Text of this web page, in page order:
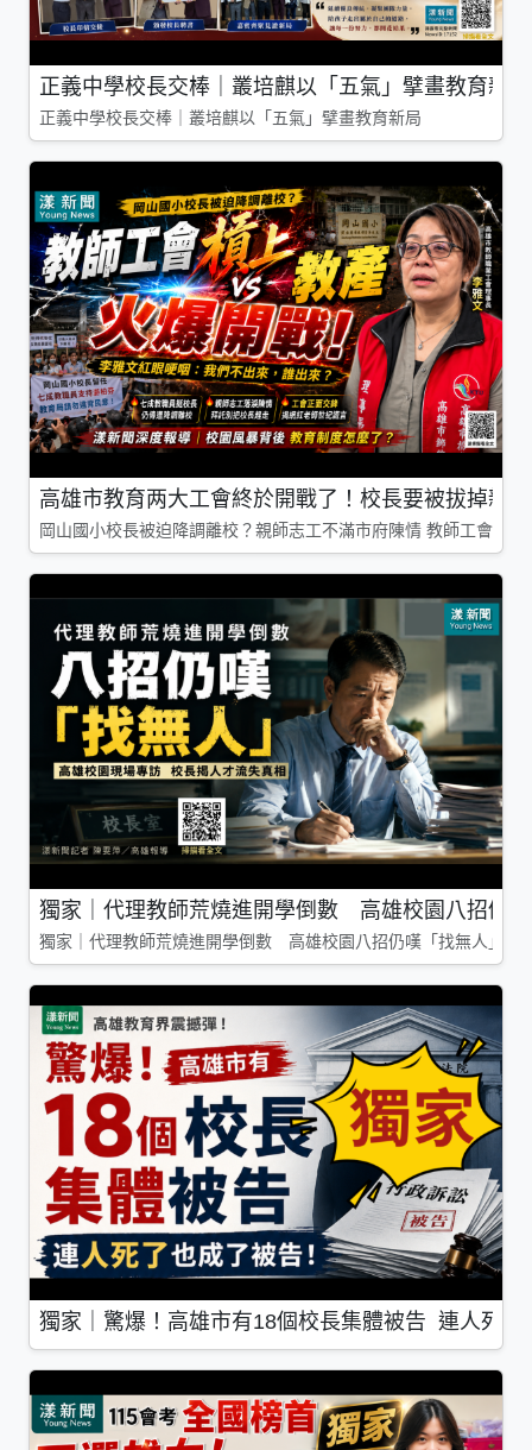
正義中學校長交棒｜叢培麒以「五氣」擘畫教育新局
正義中學校長交棒｜叢培麒以「五氣」擘畫教育新局
高雄市教育两大工會終於開戰了！校長要被拔掉親
岡山國小校長被迫降調離校？親師志工不滿市府陳情 教師工會槓
獨家｜代理教師荒燒進開學倒數 高雄校園八招仍
獨家｜代理教師荒燒進開學倒數 高雄校園八招仍嘆「找無人」
獨家｜驚爆！高雄市有18個校長集體被告 連人死了